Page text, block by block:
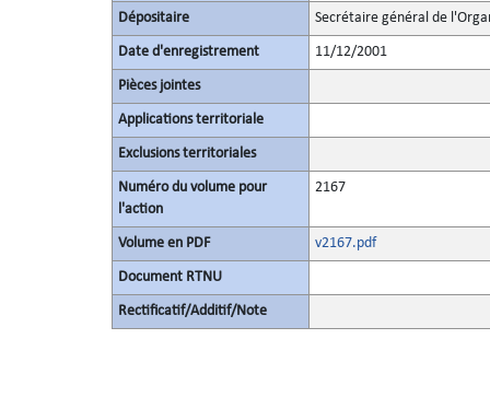
Dépositaire Secrétaire général de
Date d'enregistrement 11/12/2001
Pièces jointes
Applications territoriale
Exclusions territoriales
Numéro du volume pour
l'action
2167
Volume en PDF v2167.pdf
Document RTNU
Rectificatif/Additif/Note